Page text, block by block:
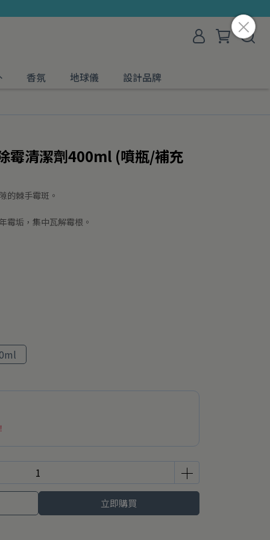
香氛 地球儀 設計品牌
霉清潔劑400ml (噴瓶/補充
的棘手霉斑。
霉垢，集中瓦解霉根。
立即購買